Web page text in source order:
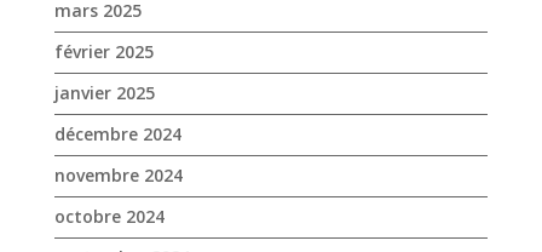
octobre 2024
septembre 2024
août 2024
juin 2024
mai 2024
avril 2024